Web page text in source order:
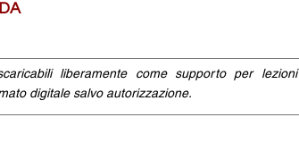
liberamente come supporto per
digitale salvo autorizzazione.